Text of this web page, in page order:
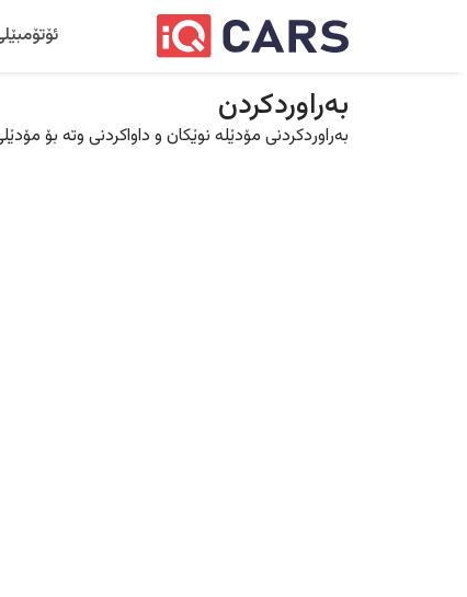
بەراوردکردن
بەراوردکردنی مۆدێلە نوێکان و داواکردنی وتە بۆ